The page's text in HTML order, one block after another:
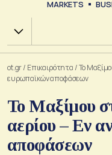
MARKETS
Χ.Α.
ot.gr/ Επικαιρότητα /Το
ευρωπαϊκών αποφάσεων
Το Μαξίμου
αερίου – Εν
αποφάσεων